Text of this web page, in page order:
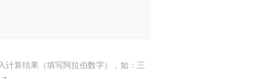
计算结果（填写阿拉伯数字），如：三